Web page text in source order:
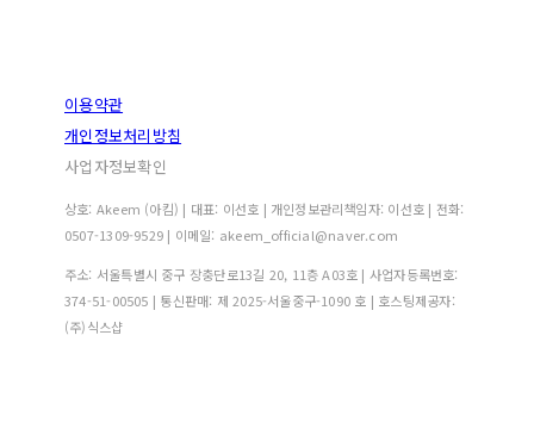
이용약관
개인정보처리방침
사업자정보확인
상호: Akeem (아킴) | 대표: 이선호 | 개인정보관리책임자: 이선호 | 전화:
0507-1309-9529 | 이메일: akeem_official@naver.com
주소: 서울특별시 중구 장충단로13길 20, 11층 A03호 | 사업자등록번호:
374-51-00505 | 통신판매: 제 2025-서울중구-1090 호 | 호스팅제공자:
(주)식스샵